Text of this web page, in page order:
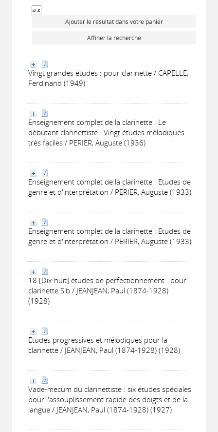
Ajouter le résultat dans votre panier
Affiner la recherche
Vingt grandes études : pour clarinette / CAPELLE,
Ferdinand (1949)
Enseignement complet de la clarinette : Le
débutant clarinettiste : Vingt études mélodiques
très faciles / PERIER, Auguste (1936)
Enseignement complet de la clarinette : Etudes de
genre et d'interprétation / PERIER, Auguste (1933)
Enseignement complet de la clarinette : Etudes de
genre et d'interprétation / PERIER, Auguste (1933)
18 [Dix-huit] études de perfectionnement : pour
clarinette Sib / JEANJEAN, Paul (1874-1928)
(1928)
Etudes progressives et mélodiques pour la
clarinette / JEANJEAN, Paul (1874-1928) (1928)
Vade-mecum du clarinettiste : six études spéciales
pour l'assouplissement rapide des doigts et de la
langue / JEANJEAN, Paul (1874-1928) (1927)